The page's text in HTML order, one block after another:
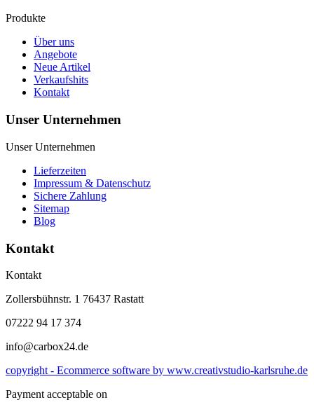
Produkte
Über uns
Angebote
Neue Artikel
Verkaufshits
Kontakt
Unser Unternehmen
Unser Unternehmen
Lieferzeiten
Impressum & Datenschutz
Sichere Zahlung
Sitemap
Blog
Kontakt
Kontakt
Zollersbühnstr. 1 76437 Rastatt
07222 94 17 374
info@carbox24.de
copyright - Ecommerce software by www.creativstudio-karlsruhe.de
Payment acceptable on